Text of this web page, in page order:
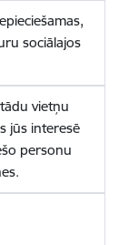
sociālajos
vietņu
jūs interesē
personu